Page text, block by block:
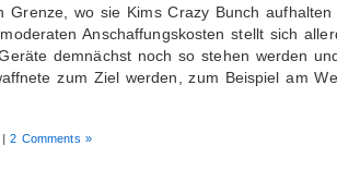
Grenze, wo sie Kims Crazy Bunch aufhalten
Anschaffungskosten stellt sich
demnächst noch so stehen werden
zum Ziel werden, zum Beispiel am
| 2 Comments »